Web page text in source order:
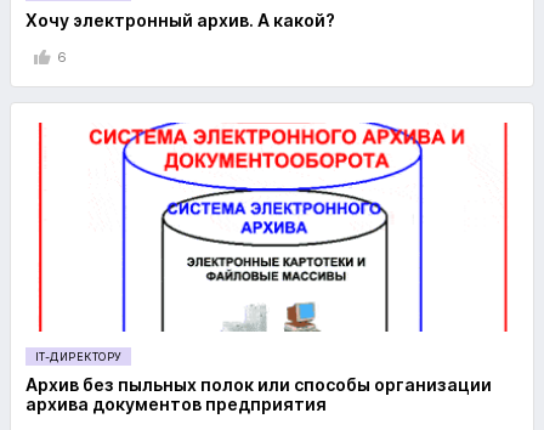
Хочу электронный архив. А какой?
6
IT-ДИРЕКТОРУ
Архив без пыльных полок или способы организации
архива документов предприятия